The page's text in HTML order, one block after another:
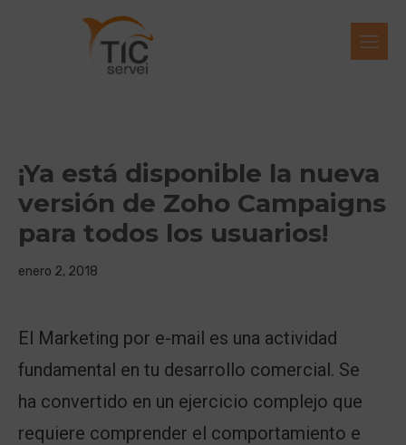
¡Ya está disponible la nueva
versión de Zoho Campaigns
para todos los usuarios!
enero 2, 2018
El Marketing por e-mail es una actividad
fundamental en tu desarrollo comercial. Se
ha convertido en un ejercicio complejo que
requiere comprender el comportamiento e